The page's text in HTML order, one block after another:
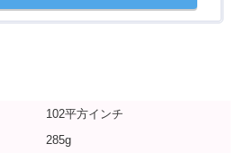
102平方インチ
285g